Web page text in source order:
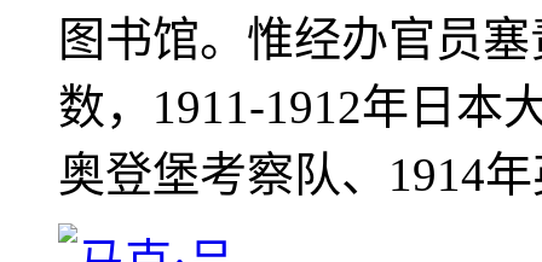
图书馆。惟经办官员
数，1911-1912年日本
奥登堡考察队、1914